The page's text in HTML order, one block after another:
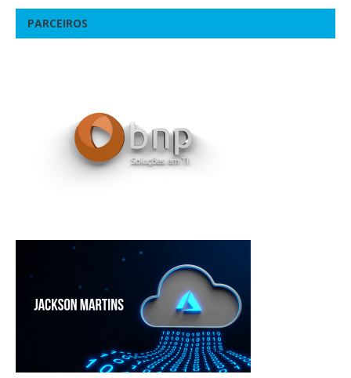
PARCEIROS